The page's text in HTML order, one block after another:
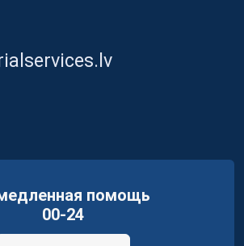
помощь
00-24